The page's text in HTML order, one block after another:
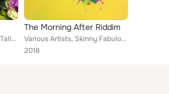
Various Artists, Holla Bak, Tallpree, Nishard M, KOFI, G I, Konshens, Ricardo Drue, Fede, Mical Teja, LFS Music, Nessa Preppy, V...
The Morning After Riddim
Various Artists, Skinny Fabulous, L.Pank, V'ghn, Holla Bak
2018